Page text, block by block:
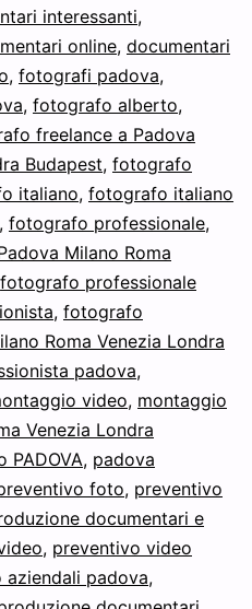
interessanti,
online, documentari
, fotografi padova,
, fotografo alberto,
freelance a Padova
Budapest, fotografo
italiano, fotografo italiano
, fotografo professionale,
Milano Roma
fotografo professionale
, fotografo
Roma Venezia Londra
padova,
video, montaggio
Venezia Londra
PADOVA, padova
foto, preventivo
documentari e
, preventivo video
padova,